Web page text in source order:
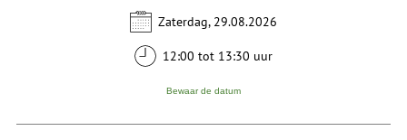
Zaterdag, 29.08.2026
12:00 tot 13:30 uur
Bewaar de datum